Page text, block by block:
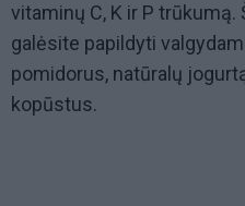
vitaminų C, K ir P
galėsite papildyti
pomidorus, natūralų
kopūstus.